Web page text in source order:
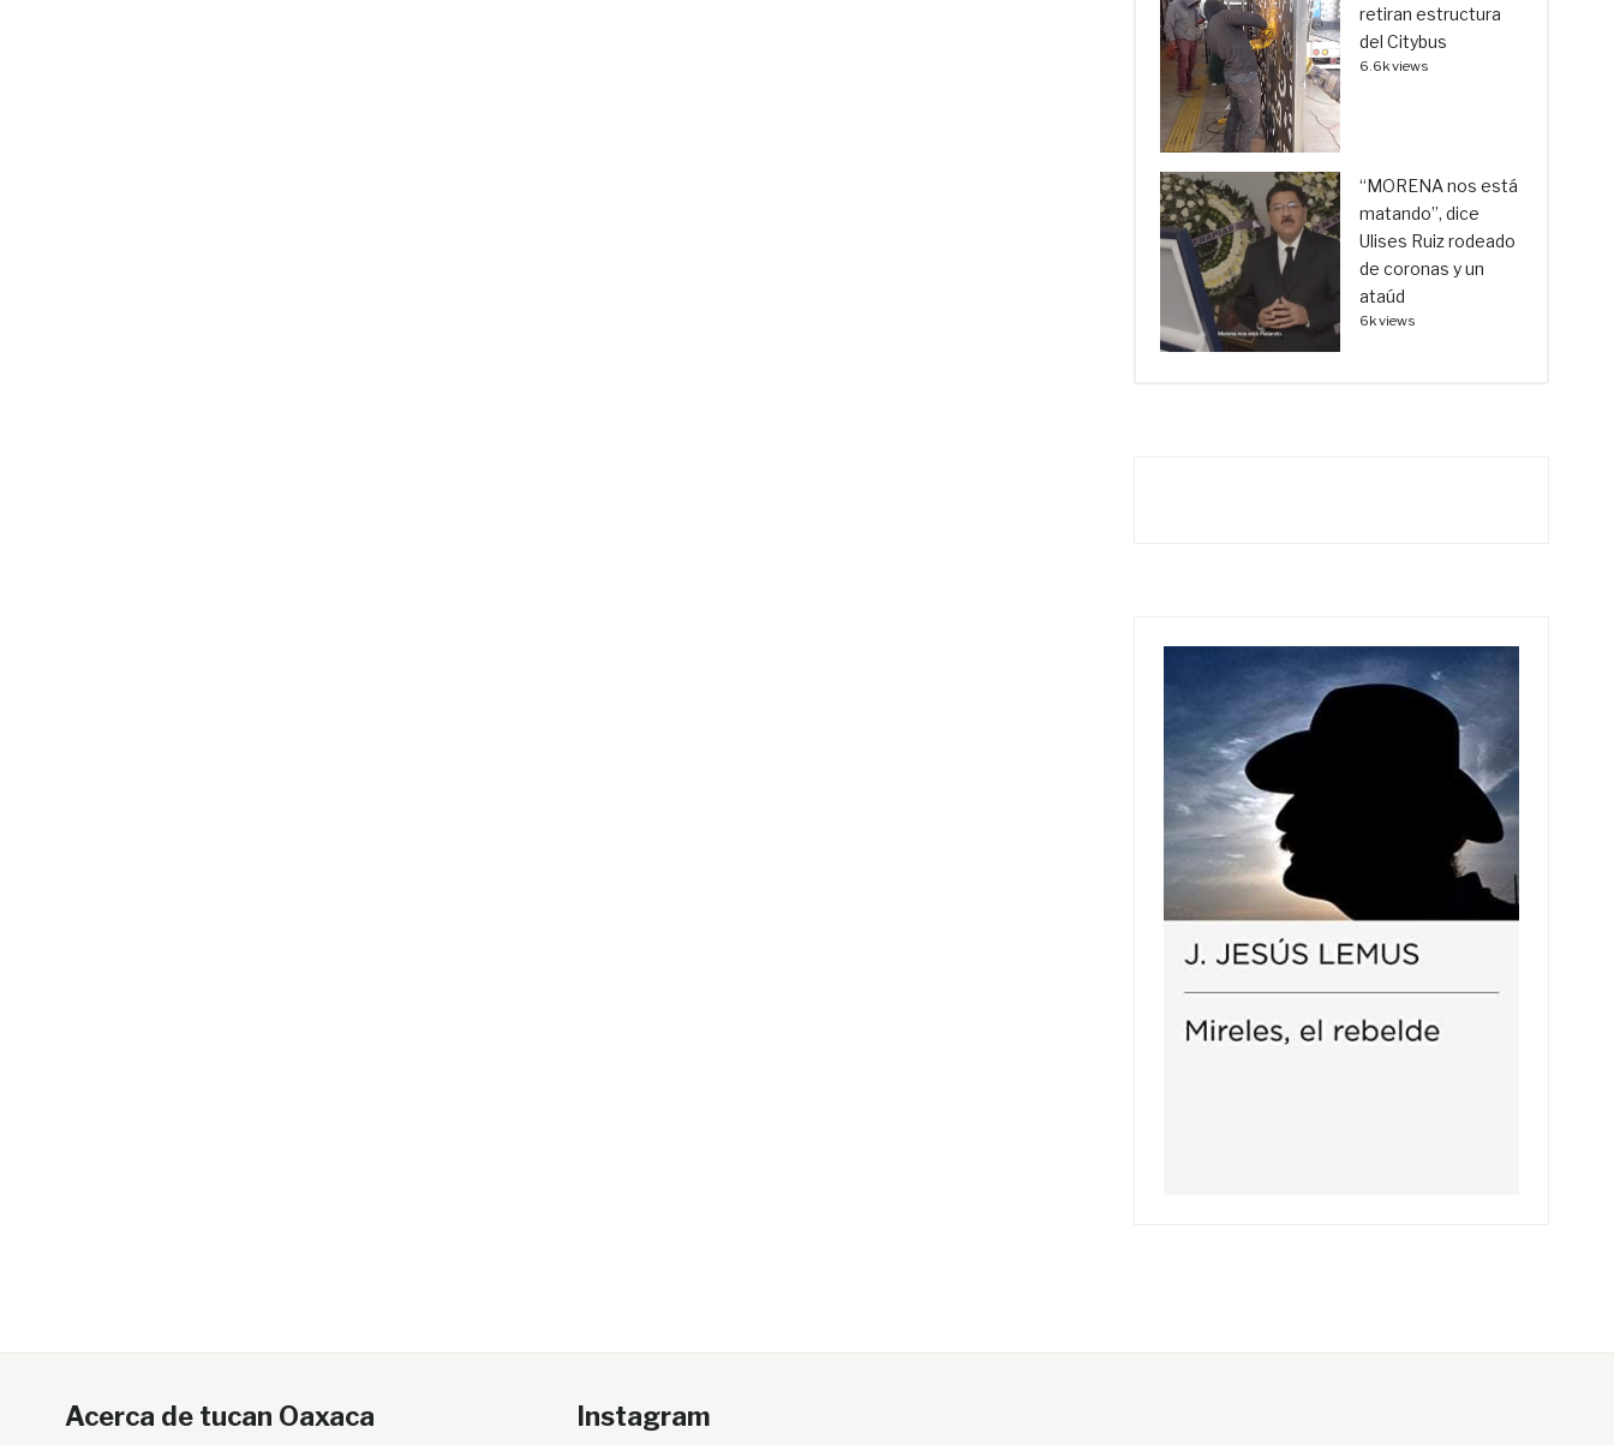
retiran estructura
del Citybus
6.6k views
“MORENA nos está
matando”, dice
Ulises Ruiz rodeado
de coronas y un
ataúd
6k views
Acerca de tucan Oaxaca Instagram